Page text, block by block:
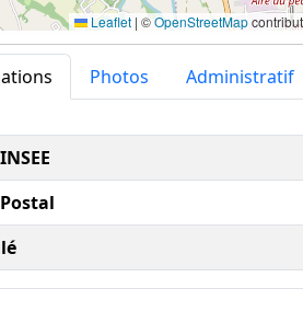
Leaflet | ©OpenStreetMap
Photos Administratif